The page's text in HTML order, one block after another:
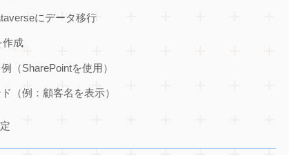
にデータ移行
作成
（SharePointを使用）
（例：顧客名を表示）